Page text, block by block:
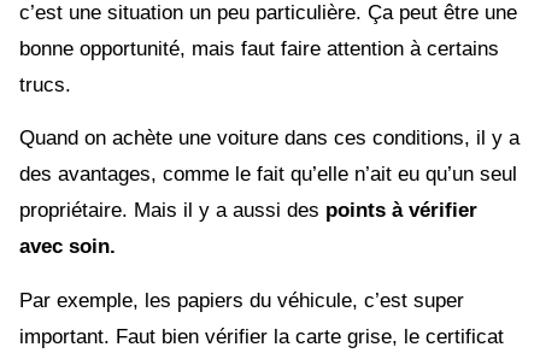
c’est une situation un peu particulière. Ça peut être une
bonne opportunité, mais faut faire attention à certains
trucs.
Quand on achète une voiture dans ces conditions, il y a
des avantages, comme le fait qu’elle n’ait eu qu’un seul
propriétaire. Mais il y a aussi des points à vérifier
avec soin.
Par exemple, les papiers du véhicule, c’est super
important. Faut bien vérifier la carte grise, le certificat